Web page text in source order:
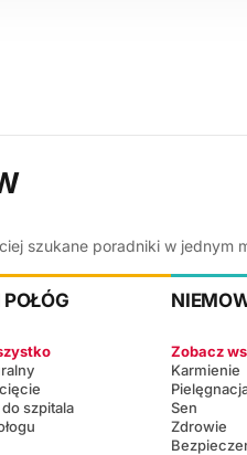
szukane poradniki w jednym
POŁÓG
szpitala
Zobacz
Karmienie
Sen
Zdrowie